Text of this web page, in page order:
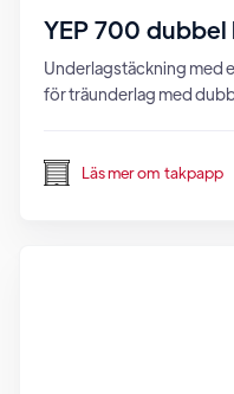
YEP 700 dubbel
Underlagstäckning med
för träunderlag med
Läs mer om takpapp